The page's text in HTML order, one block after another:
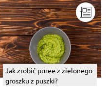
Jak zrobić puree z zielonego
groszku z puszki?